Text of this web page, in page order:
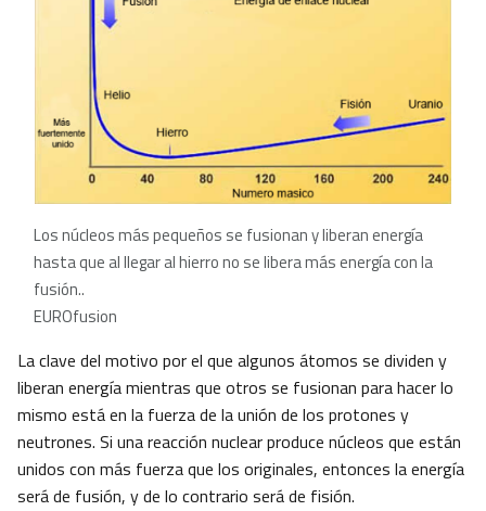
Los núcleos más pequeños se fusionan y liberan energía
hasta que al llegar al hierro no se libera más energía con la
fusión..
EUROfusion
La clave del motivo por el que algunos átomos se dividen y
liberan energía mientras que otros se fusionan para hacer lo
mismo está en la fuerza de la unión de los protones y
neutrones. Si una reacción nuclear produce núcleos que están
unidos con más fuerza que los originales, entonces la energía
será de fusión, y de lo contrario será de fisión.